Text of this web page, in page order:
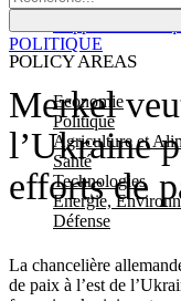
POLICY AREAS
Economie
Politique
Agriculture et
Santé
Technologies
Energie,
Défense
Merkel
l’Ukraine
efforts de
La chancelière
de paix à l’est de
POLITIQUE